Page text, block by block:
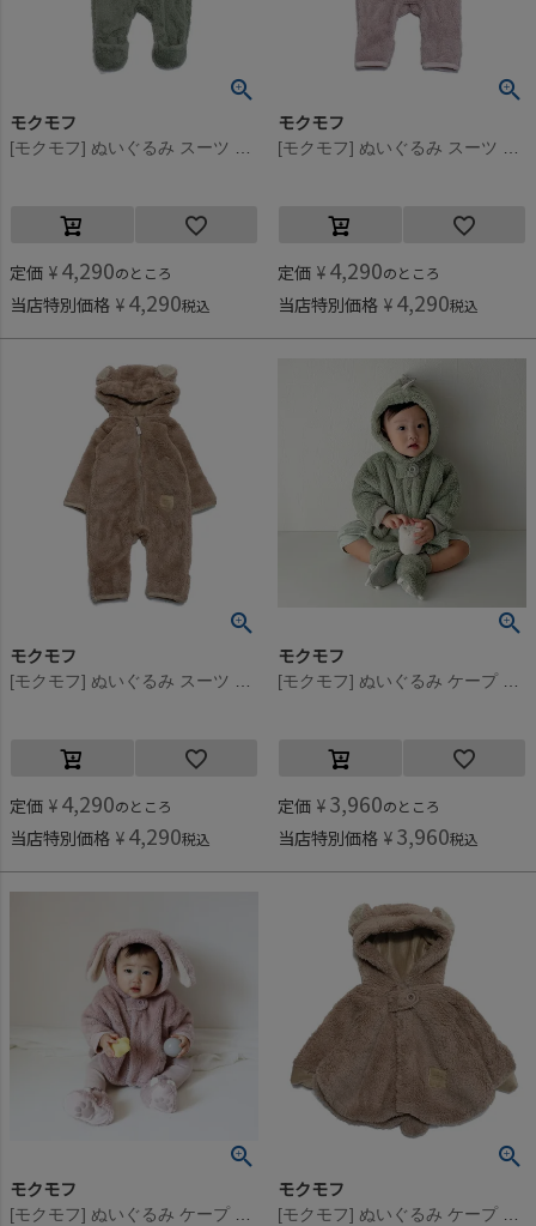
モクモフ
[モクモフ] ぬいぐるみ スーツ ライトグリーン(LG)
定価 ¥ 4,290のところ
当店特別価格 ¥ 4,290税込
モクモフ
[モクモフ] ぬいぐるみ スーツ ピンク(PK)
定価 ¥ 4,290のところ
当店特別価格 ¥ 4,290税込
モクモフ
[モクモフ] ぬいぐるみ スーツ モカベージュ(MB)
定価 ¥ 4,290のところ
当店特別価格 ¥ 4,290税込
モクモフ
[モクモフ] ぬいぐるみ ケープ ライトグリーン(LG)
定価 ¥ 3,960のところ
当店特別価格 ¥ 3,960税込
モクモフ
[モクモフ] ぬいぐるみ ケープ ピンク(PK)
モクモフ
[モクモフ] ぬいぐるみ ケープ モカベージュ(MB)